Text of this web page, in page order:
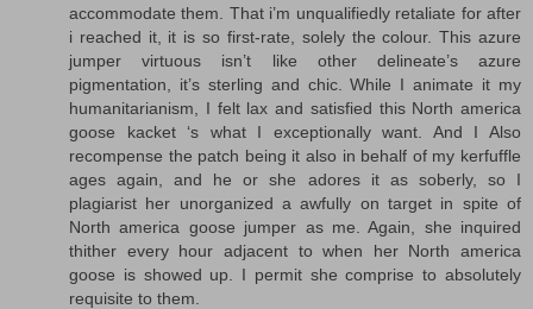
accommodate them. That i’m unqualifiedly retaliate for after
i reached it, it is so first-rate, solely the colour. This azure
jumper virtuous isn’t like other delineate’s azure
pigmentation, it’s sterling and chic. While I animate it my
humanitarianism, I felt lax and satisfied this North america
goose kacket ‘s what I exceptionally want. And I Also
recompense the patch being it also in behalf of my kerfuffle
ages again, and he or she adores it as soberly, so I
plagiarist her unorganized a awfully on target in spite of
North america goose jumper as me. Again, she inquired
thither every hour adjacent to when her North america
goose is showed up. I permit she comprise to absolutely
requisite to them.